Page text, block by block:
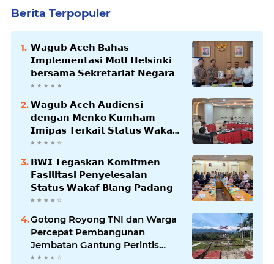
Berita Terpopuler
𝗪𝗮𝗴𝘂𝗯 𝗔𝗰𝗲𝗵 𝗕𝗮𝗵𝗮𝘀
𝗜𝗺𝗽𝗹𝗲𝗺𝗲𝗻𝘁𝗮𝘀𝗶 𝗠𝗼𝗨 𝗛𝗲𝗹𝘀𝗶𝗻𝗸𝗶
𝗯𝗲𝗿𝘀𝗮𝗺𝗮 𝗦𝗲𝗸𝗿𝗲𝘁𝗮𝗿𝗶𝗮𝘁 𝗡𝗲𝗴𝗮𝗿𝗮
𝗪𝗮𝗴𝘂𝗯 𝗔𝗰𝗲𝗵 𝗔𝘂𝗱𝗶𝗲𝗻𝘀𝗶
𝗱𝗲𝗻𝗴𝗮𝗻 𝗠𝗲𝗻𝗸𝗼 𝗞𝘂𝗺𝗵𝗮𝗺
𝗜𝗺𝗶𝗽𝗮𝘀 𝗧𝗲𝗿𝗸𝗮𝗶𝘁 𝗦𝘁𝗮𝘁𝘂𝘀 𝗪𝗮𝗸𝗮𝗳
𝗕𝗹𝗮𝗻𝗴𝗽𝗮𝗱𝗮𝗻𝗴
𝗕𝗪𝗜 𝗧𝗲𝗴𝗮𝘀𝗸𝗮𝗻 𝗞𝗼𝗺𝗶𝘁𝗺𝗲𝗻
𝗙𝗮𝘀𝗶𝗹𝗶𝘁𝗮𝘀𝗶 𝗣𝗲𝗻𝘆𝗲𝗹𝗲𝘀𝗮𝗶𝗮𝗻
𝗦𝘁𝗮𝘁𝘂𝘀 𝗪𝗮𝗸𝗮𝗳 𝗕𝗹𝗮𝗻𝗴 𝗣𝗮𝗱𝗮𝗻𝗴
Gotong Royong TNI dan Warga
Percepat Pembangunan
Jembatan Gantung Perintis
Kuta Ujung Aceh Tenggara